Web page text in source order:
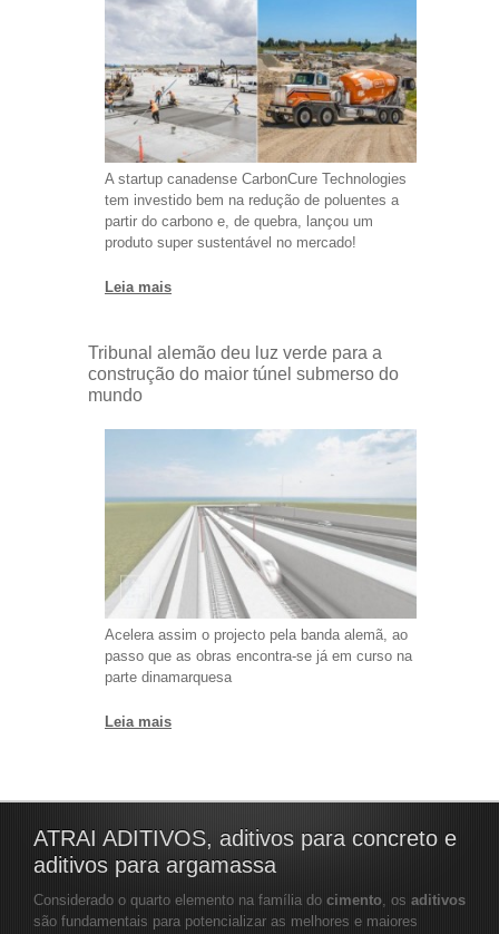
A startup canadense CarbonCure Technologies
tem investido bem na redução de poluentes a
partir do carbono e, de quebra, lançou um
produto super sustentável no mercado!
Leia mais
Tribunal alemão deu luz verde para a
construção do maior túnel submerso do
mundo
Acelera assim o projecto pela banda alemã, ao
passo que as obras encontra-se já em curso na
parte dinamarquesa
Leia mais
ATRAI ADITIVOS, aditivos para concreto e
aditivos para argamassa
Considerado o quarto elemento na família do cimento, os aditivos
são fundamentais para potencializar as melhores e maiores